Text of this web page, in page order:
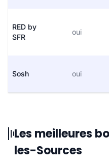
RED by
SFR
oui
Sosh oui
Les meilleures
les-Sources